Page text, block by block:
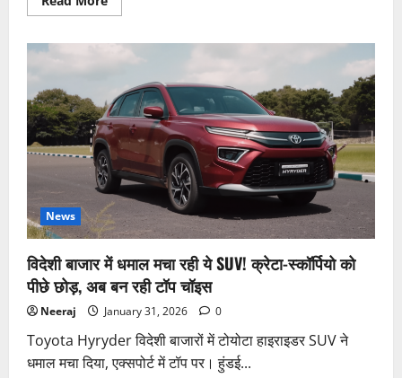
more
का
क्रैश:
ब्लैक
बॉक्स
से
क्या
खुलासा?
नए
वीडियो
ने
खड़े
किए
3
बड़े
सवाल!
News
विदेशी बाजार में धमाल मचा रही ये SUV! क्रेटा-स्कॉर्पियो को
पीछे छोड़, अब बन रही टॉप चॉइस
Neeraj January 31, 2026 0
Toyota Hyryder विदेशी बाजारों में टोयोटा हाइराइडर SUV ने
धमाल मचा दिया, एक्सपोर्ट में टॉप पर। हुंडई...